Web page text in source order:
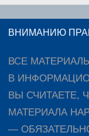
ВНИМАНИЮ
ВСЕ
В
ВЫ СЧИТАЕТЕ,
МАТЕРИАЛА
—